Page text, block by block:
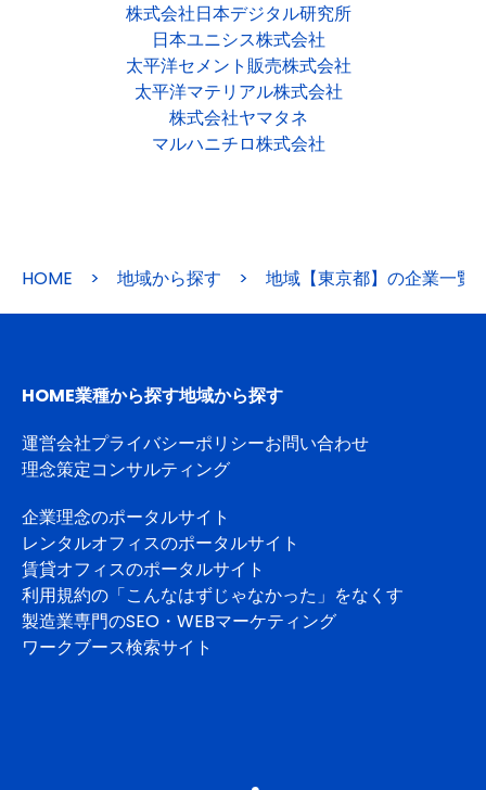
株式会社日本デジタル研究所
日本ユニシス株式会社
太平洋セメント販売株式会社
太平洋マテリアル株式会社
株式会社ヤマタネ
マルハニチロ株式会社
HOME > 地域から探す > 地域【東京都】の企業一覧
HOME業種から探す地域から探す
運営会社プライバシーポリシーお問い合わせ
理念策定コンサルティング
企業理念のポータルサイト
レンタルオフィスのポータルサイト
賃貸オフィスのポータルサイト
利用規約の「こんなはずじゃなかった」をなくす
製造業専門のSEO・WEBマーケティング
ワークブース検索サイト